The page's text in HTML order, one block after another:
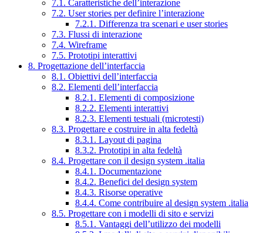
7.1. Caratteristiche dell’interazione
7.2. User stories per definire l’interazione
7.2.1. Differenza tra scenari e user stories
7.3. Flussi di interazione
7.4. Wireframe
7.5. Prototipi interattivi
8. Progettazione dell’interfaccia
8.1. Obiettivi dell’interfaccia
8.2. Elementi dell’interfaccia
8.2.1. Elementi di composizione
8.2.2. Elementi interattivi
8.2.3. Elementi testuali (microtesti)
8.3. Progettare e costruire in alta fedeltà
8.3.1. Layout di pagina
8.3.2. Prototipi in alta fedeltà
8.4. Progettare con il design system .italia
8.4.1. Documentazione
8.4.2. Benefici del design system
8.4.3. Risorse operative
8.4.4. Come contribuire al design system .italia
8.5. Progettare con i modelli di sito e servizi
8.5.1. Vantaggi dell’utilizzo dei modelli